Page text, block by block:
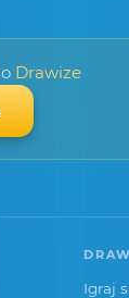
Drawize
Igraj